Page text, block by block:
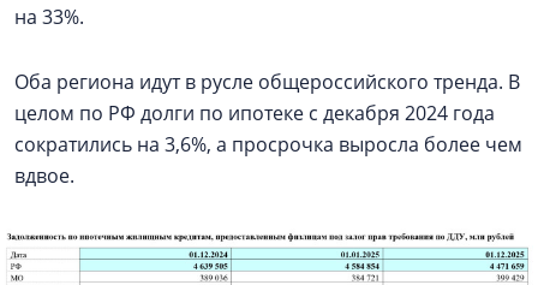
на 33%.
Оба региона идут в русле общероссийского тренда. В
целом по РФ долги по ипотеке с декабря 2024 года
сократились на 3,6%, а просрочка выросла более чем
вдвое.